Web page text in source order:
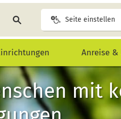
durchsuchen
Seite einstellen
Anreise
mit